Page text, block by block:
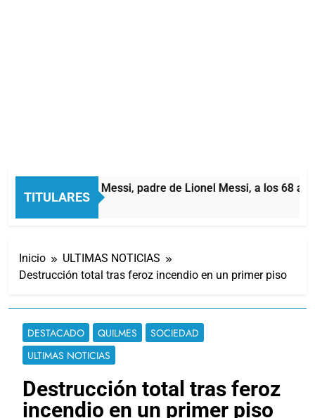
TITULARES
Murió Jorge Messi, padre de Lionel Messi, a los 68 años
3 Horas Atrás
Inicio
ULTIMAS NOTICIAS
Destrucción total tras feroz incendio en un primer piso
DESTACADO QUILMES
SOCIEDAD
ULTIMAS NOTICIAS
Destrucción total tras feroz
incendio en un primer piso